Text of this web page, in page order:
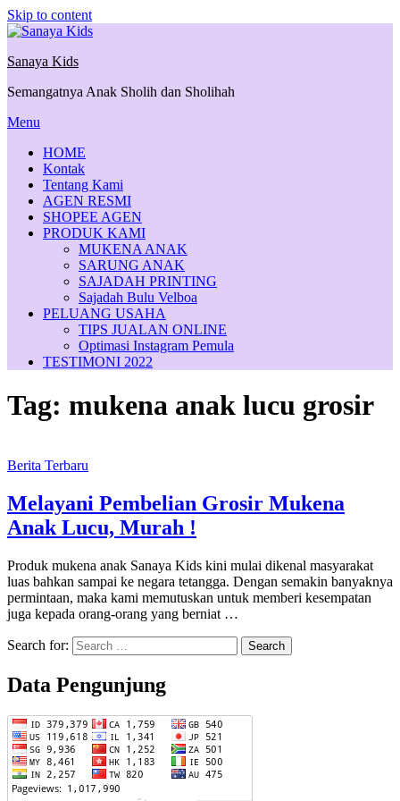
Skip to content
Sanaya Kids
Semangatnya Anak Sholih dan Sholihah
Menu
HOME
Kontak
Tentang Kami
AGEN RESMI
SHOPEE AGEN
PRODUK KAMI
MUKENA ANAK
SARUNG ANAK
SAJADAH PRINTING
Sajadah Bulu Velboa
PELUANG USAHA
TIPS JUALAN ONLINE
Optimasi Instagram Pemula
TESTIMONI 2022
Tag: mukena anak lucu grosir
Berita Terbaru
Melayani Pembelian Grosir Mukena
Anak Lucu, Murah !
Produk mukena anak Sanaya Kids kini mulai dikenal masyarakat
luas bahkan sampai ke negara tetangga. Dengan semakin banyaknya
permintaan, maka kami memutuskan untuk memberi kesempatan
juga kepada orang-orang yang berniat …
Search for:
Data Pengunjung